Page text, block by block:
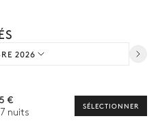
2026
€
nuits
SÉLECTIONNER